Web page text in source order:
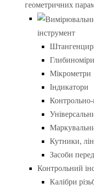
геометричних
інструмент
Глибиноміри
Мікрометри
Індикатори
Кутники,
Засоби
Контрольний
Калібри